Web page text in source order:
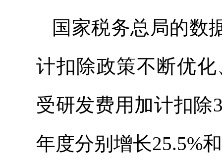
国家税务总局的数
计扣除政策不断优
受研发费用加计扣除
年度分别增长25.5%